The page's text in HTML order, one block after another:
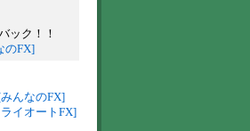
ック！！
のFX]
んなのFX]
イオートFX]